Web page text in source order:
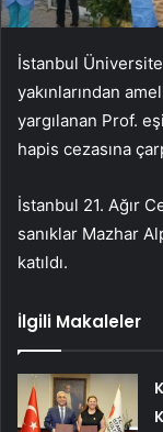
İstanbul
yakınlarından
yargılanan Prof.
hapis cezasına
İstanbul 21. Ağır
sanıklar Mazhar
katıldı.
İlgili Makaleler